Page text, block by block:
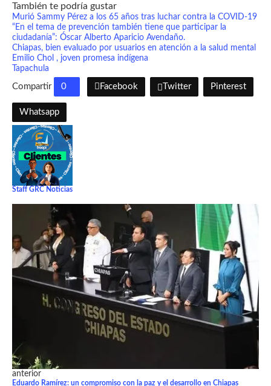
También te podría gustar
Murió Sammy Pérez a los 65 años tras luchar contra la COVID-19
“En el tema de prevención también tiene que participar la
ciudadanía”: Óscar Alberto Aparicio Avendaño.
Chiapas, bien evaluado por usuarios en atención a la salud mental
Emilio Chol , joven promesa indígena
Tapachula
Compartir 0 Facebook Twitter Pinterest
Whatsapp
Staff GRC Noticias
anterior
Eduardo Ramírez: un compromiso con la paz y el desarrollo en Chiapas